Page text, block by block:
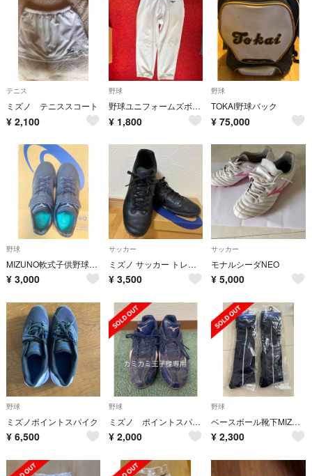
テニス
ミズノ テニススコート
¥ 2,100
野球
野球ユニフォームズボンXOサイズ
¥ 1,800
野球
TOKAI野球バック
¥ 75,000
野球
MIZUNO軟式子供野球スパイク 21.5cm
¥ 3,000
サッカー
ミズノ サッカー トレーニングシューズ モナルシーダネオサラ CBTF25.5㎝
¥ 3,500
サッカー
モナルシーダNEO
¥ 5,000
野球
ミズノポイントスパイク
¥ 6,500
野球
ミズノ ポイントスパイク
¥ 2,000
野球
ベースボール靴下MIZUNOネイビー
¥ 2,300